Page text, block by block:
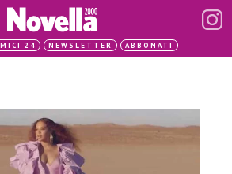
24 NEWSLETTER ABBONATI